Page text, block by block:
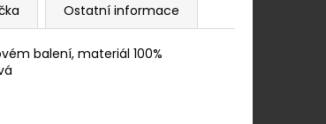
Ostatní informace
balení, materiál 100%